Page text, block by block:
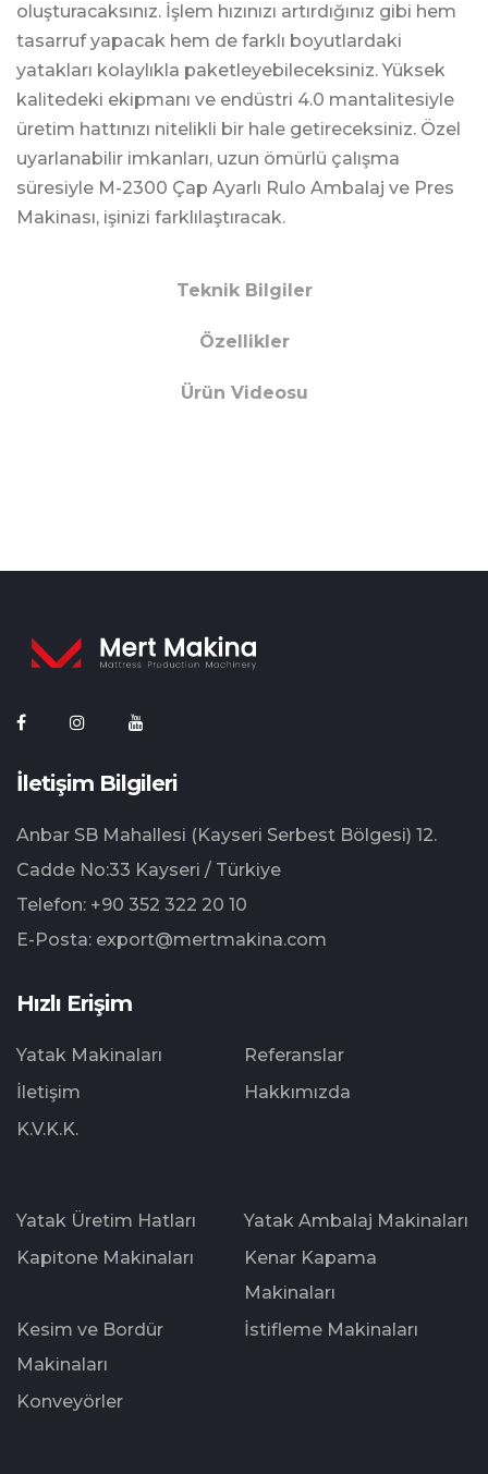
oluşturacaksınız. İşlem hızınızı artırdığınız gibi hem
tasarruf yapacak hem de farklı boyutlardaki
yatakları kolaylıkla paketleyebileceksiniz. Yüksek
kalitedeki ekipmanı ve endüstri 4.0 mantalitesiyle
üretim hattınızı nitelikli bir hale getireceksiniz. Özel
uyarlanabilir imkanları, uzun ömürlü çalışma
süresiyle M-2300 Çap Ayarlı Rulo Ambalaj ve Pres
Makinası, işinizi farklılaştıracak.
Teknik Bilgiler
Özellikler
Ürün Videosu
İletişim Bilgileri
Anbar SB Mahallesi (Kayseri Serbest Bölgesi) 12.⁠
⁠Cadde No:33 Kayseri / Türkiye
Telefon: +90 352 322 20 10
E-Posta: export@mertmakina.com
Hızlı Erişim
Yatak Makinaları
Referanslar
İletişim
Hakkımızda
K.V.K.K.
Yatak Üretim Hatları
Yatak Ambalaj Makinaları
Kapitone Makinaları
Kenar Kapama
Makinaları
Kesim ve Bordür
Makinaları
İstifleme Makinaları
Konveyörler